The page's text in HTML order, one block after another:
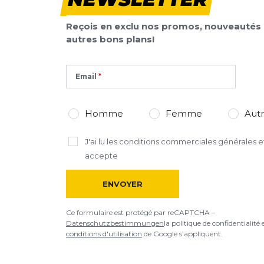
Votre avis detaillé
Votre avis detaillé
Champs requis
AJOUTER UN AVIS
Ce formulaire est protégé par reCAPTCHA –
de Google s'appliquent.
Reçois en exclu nos promos, nouveautés
autres bons plans!
Email
Homme Femme
J'ai lu les conditions commerciales générales
accepte
ENVOYER
Ce formulaire est protégé par reCAPTCHA –
Datenschutzbestimmungenla politique de confidentialité
conditions d'utilisation de Google s'appliquent.